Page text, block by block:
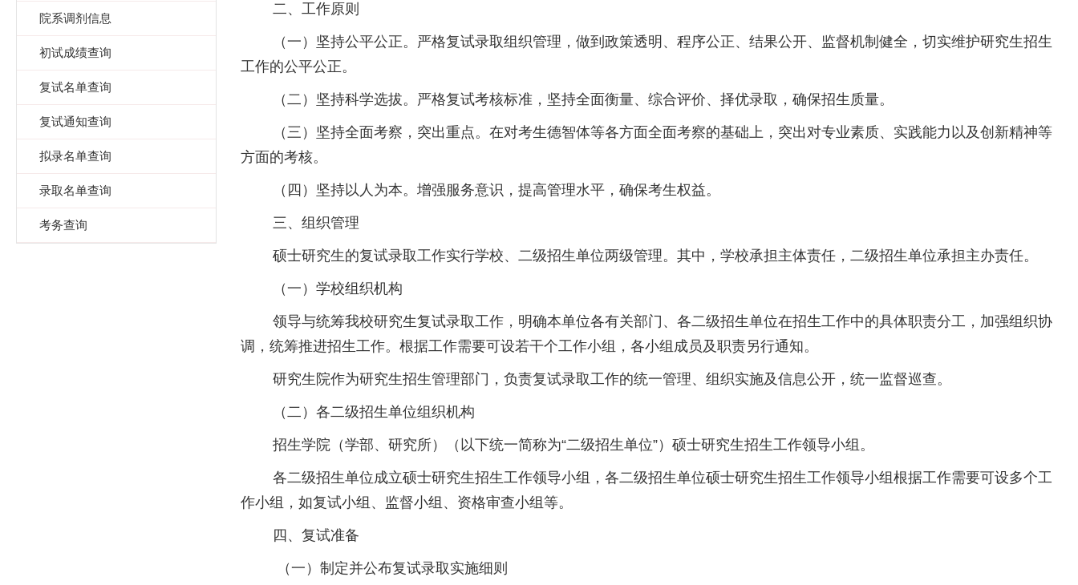
院系调剂信息
初试成绩查询
复试名单查询
复试通知查询
拟录名单查询
录取名单查询
考务查询
二、工作原则
（一）坚持公平公正。严格复试录取组织管理，做到政策透明、程序公正、结果公开、监督机制健全，切实维护研究生招生
工作的公平公正。
（二）坚持科学选拔。严格复试考核标准，坚持全面衡量、综合评价、择优录取，确保招生质量。
（三）坚持全面考察，突出重点。在对考生德智体等各方面全面考察的基础上，突出对专业素质、实践能力以及创新精神等
方面的考核。
（四）坚持以人为本。增强服务意识，提高管理水平，确保考生权益。
三、组织管理
硕士研究生的复试录取工作实行学校、二级招生单位两级管理。其中，学校承担主体责任，二级招生单位承担主办责任。
（一）学校组织机构
领导与统筹我校研究生复试录取工作，明确本单位各有关部门、各二级招生单位在招生工作中的具体职责分工，加强组织协
调，统筹推进招生工作。根据工作需要可设若干个工作小组，各小组成员及职责另行通知。
研究生院作为研究生招生管理部门，负责复试录取工作的统一管理、组织实施及信息公开，统一监督巡查。
（二）各二级招生单位组织机构
招生学院（学部、研究所）（以下统一简称为“二级招生单位”）硕士研究生招生工作领导小组。
各二级招生单位成立硕士研究生招生工作领导小组，各二级招生单位硕士研究生招生工作领导小组根据工作需要可设多个工
作小组，如复试小组、监督小组、资格审查小组等。
四、复试准备
（一）制定并公布复试录取实施细则